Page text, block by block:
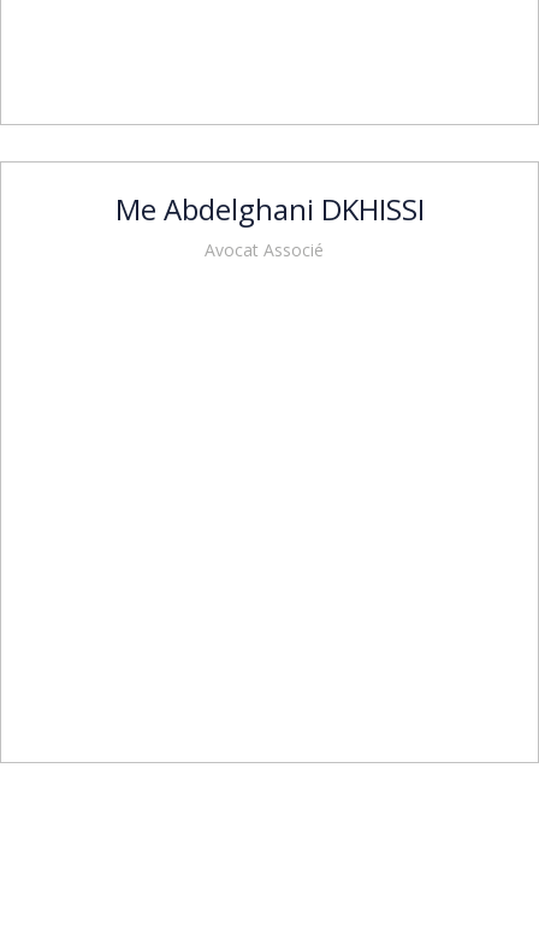
Me Abdelghani DKHISSI
Avocat Associé